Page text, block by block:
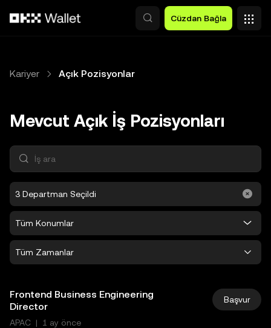
Cüzdan Bağla
Kariyer Açık Pozisyonlar
Mevcut Açık İş Pozisyonları
İş ara
3 Departman Seçildi
Tüm Konumlar
Frontend Business Engineering
Director
APAC | 1 ay önce
Başvur